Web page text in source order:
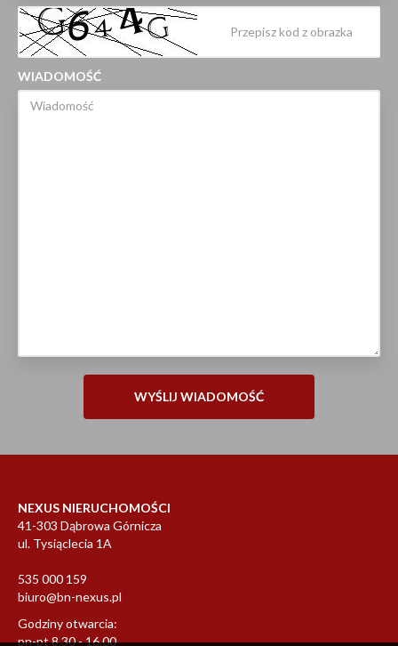
WIADOMOŚĆ
NEXUS NIERUCHOMOŚCI
41-303 Dąbrowa Górnicza
ul. Tysiąclecia 1A
535 000 159
biuro@bn-nexus.pl
Godziny otwarcia:
pn-pt 8.30 - 16.00